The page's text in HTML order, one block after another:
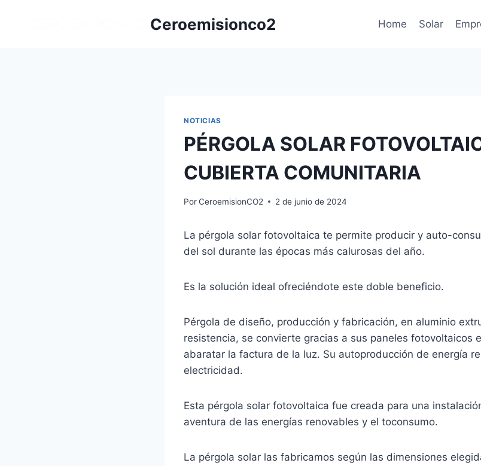
Ceroemisionco2 Home Solar
NOTICIAS
PÉRGOLA SOLAR
CUBIERTA COMUNITARIA
PorCeroemisionCO2 2 de junio de 2024
La pérgola solar fotovoltaica te permite producir y auto-
del sol durante las épocas más calurosas del año.
Es la solución ideal ofreciéndote este doble beneficio.
Pérgola de diseño, producción y fabricación, en aluminio
resistencia, se convierte gracias a sus paneles fotovoltaicos
abaratar la factura de la luz. Su autoproducción de energía
electricidad.
Esta pérgola solar fotovoltaica fue creada para una
aventura de las energías renovables y el toconsumo.
La pérgola solar las fabricamos según las dimensiones